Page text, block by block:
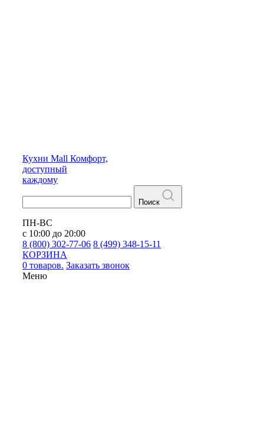
Кухни Mall Комфорт,
доступный
каждому
Поиск
ПН-ВС
с 10:00 до 20:00
8 (800) 302-77-06 8 (499) 348-15-11
КОРЗИНА
0 товаров. Заказать звонок
Меню